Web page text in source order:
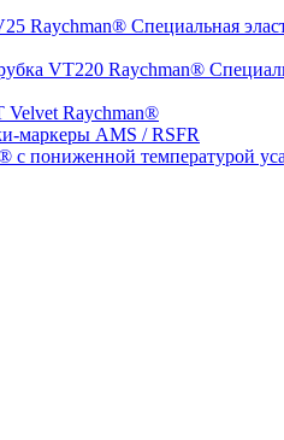
Специальная
Velvet Raychman®
маркеры AMS / RSFR